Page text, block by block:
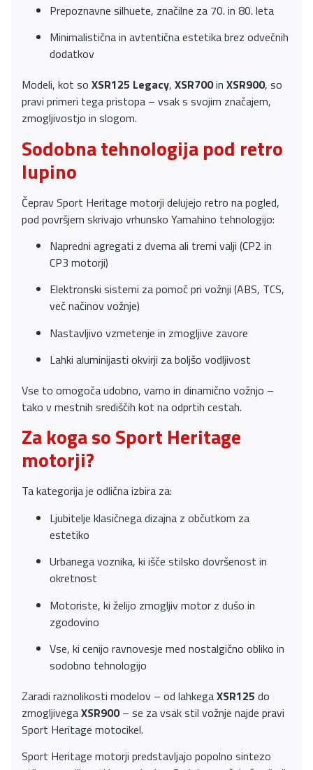
Prepoznavne silhuete, značilne za 70. in 80. leta
Minimalistična in avtentična estetika brez odvečnih
dodatkov
Modeli, kot so XSR125 Legacy, XSR700in XSR900, so
pravi primeri tega pristopa – vsak s svojim značajem,
zmogljivostjo in slogom.
Sodobna tehnologija pod retro
lupino
Čeprav Sport Heritage motorji delujejo retro na pogled,
pod površjem skrivajo vrhunsko Yamahino tehnologijo:
Napredni agregati z dvema ali tremi valji (CP2 in
CP3 motorji)
Elektronski sistemi za pomoč pri vožnji (ABS, TCS,
več načinov vožnje)
Nastavljivo vzmetenje in zmogljive zavore
Lahki aluminijasti okvirji za boljšo vodljivost
Vse to omogoča udobno, varno in dinamično vožnjo –
tako v mestnih središčih kot na odprtih cestah.
Za koga so Sport Heritage
motorji?
Ta kategorija je odlična izbira za:
Ljubitelje klasičnega dizajna z občutkom za
estetiko
Urbanega voznika, ki išče stilsko dovršenost in
okretnost
Motoriste, ki želijo zmogljiv motor z dušo in
zgodovino
Vse, ki cenijo ravnovesje med nostalgično obliko in
sodobno tehnologijo
Zaradi raznolikosti modelov – od lahkegaXSR125 do
zmogljivegaXSR900– se za vsak stil vožnje najde pravi
Sport Heritage motocikel.
Sport Heritage motorji predstavljajo popolno sintezo